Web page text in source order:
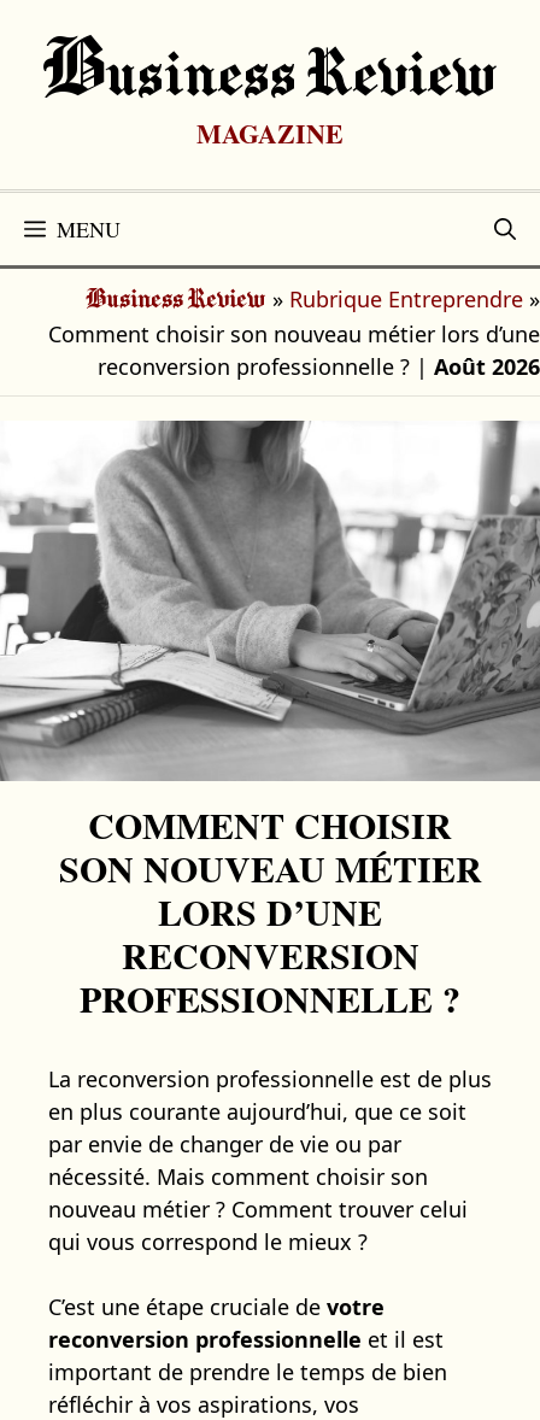
contenu
BUsiness Review
MAGAZINE
MENU
Business Review » Rubrique Entreprendre »
Comment choisir son nouveau métier lors d’une
reconversion professionnelle ? | Août 2026
COMMENT CHOISIR
SON NOUVEAU MÉTIER
LORS D’UNE
RECONVERSION
PROFESSIONNELLE ?
La reconversion professionnelle est de plus
en plus courante aujourd’hui, que ce soit
par envie de changer de vie ou par
nécessité. Mais comment choisir son
nouveau métier ? Comment trouver celui
qui vous correspond le mieux ?
C’est une étape cruciale de votre
reconversion professionnelle et il est
important de prendre le temps de bien
réfléchir à vos aspirations, vos